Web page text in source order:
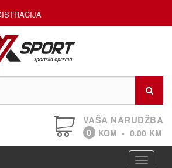
VAŠA NARUDŽBA
0 KOM - 0.00 KM